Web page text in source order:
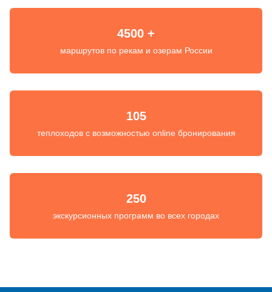
4500 +
маршрутов по рекам и озерам России
105
теплоходов с возможностью online бронирования
250
экскурсионных программ во всех городах